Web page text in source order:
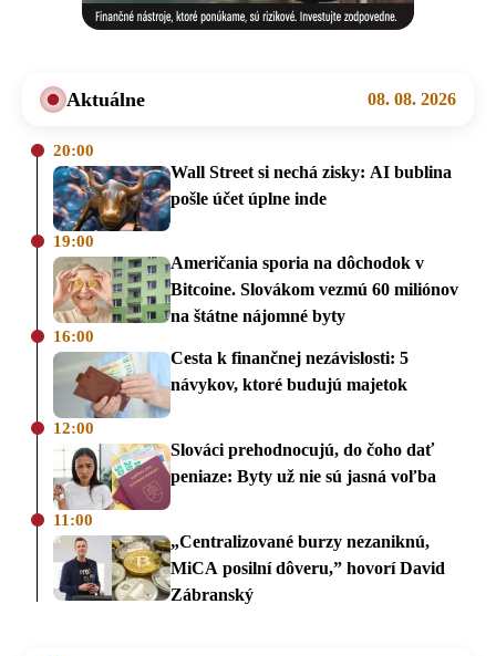
Aktuálne 08. 08. 2026
20:00
Wall Street si nechá zisky: AI bublina
pošle účet úplne inde
19:00
Američania sporia na dôchodok v
Bitcoine. Slovákom vezmú 60 miliónov
na štátne nájomné byty
16:00
Cesta k finančnej nezávislosti: 5
návykov, ktoré budujú majetok
12:00
Slováci prehodnocujú, do čoho dať
peniaze: Byty už nie sú jasná voľba
11:00
„Centralizované burzy nezaniknú,
MiCA posilní dôveru,” hovorí David
Zábranský